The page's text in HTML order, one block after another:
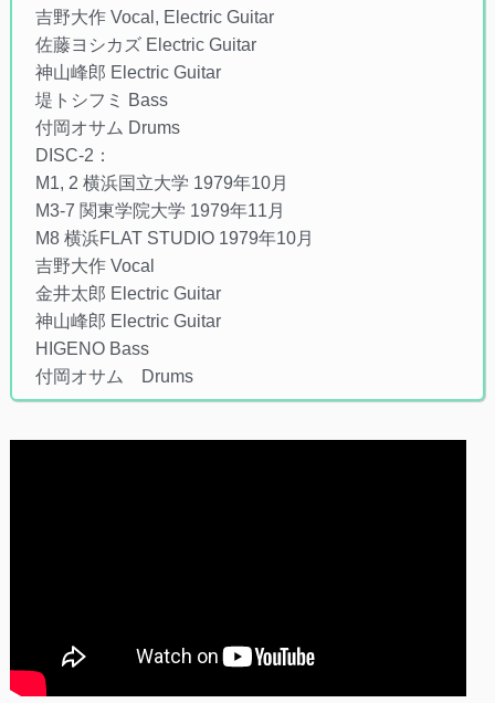
吉野大作 Vocal, Electric Guitar
佐藤ヨシカズ Electric Guitar
神山峰郎 Electric Guitar
堤トシフミ Bass
付岡オサム Drums
DISC-2：
M1, 2 横浜国立大学 1979年10月
M3-7 関東学院大学 1979年11月
M8 横浜FLAT STUDIO 1979年10月
吉野大作 Vocal
金井太郎 Electric Guitar
神山峰郎 Electric Guitar
HIGENO Bass
付岡オサム Drums